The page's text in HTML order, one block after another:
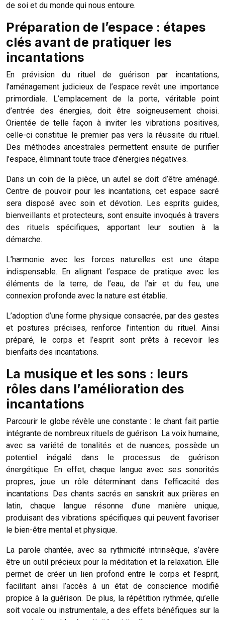
de soi et du monde qui nous entoure.
Préparation de l’espace : étapes
clés avant de pratiquer les
incantations
En prévision du rituel de guérison par incantations,
l’aménagement judicieux de l’espace revêt une importance
primordiale. L’emplacement de la porte, véritable point
d’entrée des énergies, doit être soigneusement choisi.
Orientée de telle façon à inviter les vibrations positives,
celle-ci constitue le premier pas vers la réussite du rituel.
Des méthodes ancestrales permettent ensuite de purifier
l’espace, éliminant toute trace d’énergies négatives.
Dans un coin de la pièce, un autel se doit d’être aménagé.
Centre de pouvoir pour les incantations, cet espace sacré
sera disposé avec soin et dévotion. Les esprits guides,
bienveillants et protecteurs, sont ensuite invoqués à travers
des rituels spécifiques, apportant leur soutien à la
démarche.
L’harmonie avec les forces naturelles est une étape
indispensable. En alignant l’espace de pratique avec les
éléments de la terre, de l’eau, de l’air et du feu, une
connexion profonde avec la nature est établie.
L’adoption d’une forme physique consacrée, par des gestes
et postures précises, renforce l’intention du rituel. Ainsi
préparé, le corps et l’esprit sont prêts à recevoir les
bienfaits des incantations.
La musique et les sons : leurs
rôles dans l’amélioration des
incantations
Parcourir le globe révèle une constante : le chant fait partie
intégrante de nombreux rituels de guérison. La voix humaine,
avec sa variété de tonalités et de nuances, possède un
potentiel inégalé dans le processus de guérison
énergétique. En effet, chaque langue avec ses sonorités
propres, joue un rôle déterminant dans l’efficacité des
incantations. Des chants sacrés en sanskrit aux prières en
latin, chaque langue résonne d’une manière unique,
produisant des vibrations spécifiques qui peuvent favoriser
le bien-être mental et physique.
La parole chantée, avec sa rythmicité intrinsèque, s’avère
être un outil précieux pour la méditation et la relaxation. Elle
permet de créer un lien profond entre le corps et l’esprit,
facilitant ainsi l’accès à un état de conscience modifié
propice à la guérison. De plus, la répétition rythmée, qu’elle
soit vocale ou instrumentale, a des effets bénéfiques sur la